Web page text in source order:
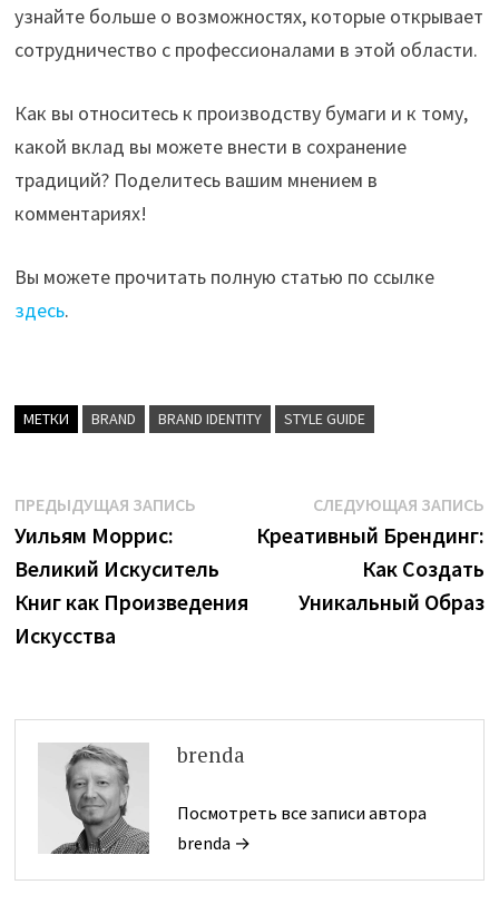
узнайте больше о возможностях, которые открывает
сотрудничество с профессионалами в этой области.
Как вы относитесь к производству бумаги и к тому,
какой вклад вы можете внести в сохранение
традиций? Поделитесь вашим мнением в
комментариях!
Вы можете прочитать полную статью по ссылке
здесь.
МЕТКИ BRAND BRAND IDENTITY STYLE GUIDE
Навигация
по
записям
ПРЕДЫДУЩАЯ ЗАПИСЬ
запись:
Уильям Моррис:
Великий Искуситель
Книг как Произведения
Искусства
СЛЕДУЮЩАЯ ЗАПИСЬ
Креативный Брендинг:
Как Создать
Уникальный Образ
brenda
Посмотреть все записи автора
brenda →